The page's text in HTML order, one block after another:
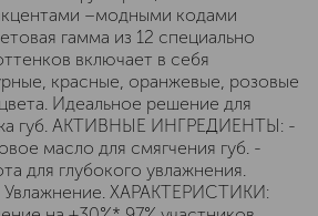
–модными кодами
гамма из 12 специально
включает в себя
красные, оранжевые, розовые
Идеальное решение для
губ. АКТИВНЫЕ ИНГРЕДИЕНТЫ: -
масло для смягчения губ. -
для глубокого увлажнения.
ХАРАКТЕРИСТИКИ: